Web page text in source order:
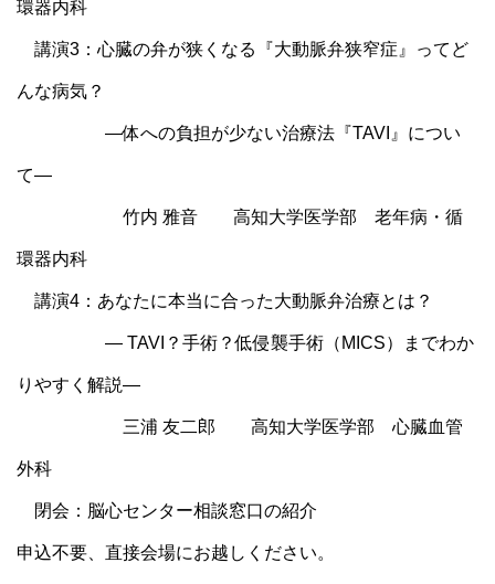
環器内科
講演3：心臓の弁が狭くなる『大動脈弁狭窄症』ってど
んな病気？
―体への負担が少ない治療法『TAVI』につい
て―
竹内 雅音 高知大学医学部 老年病・循
環器内科
講演4：あなたに本当に合った大動脈弁治療とは？
― TAVI？手術？低侵襲手術（MICS）までわか
りやすく解説―
三浦 友二郎 高知大学医学部 心臓血管
外科
閉会：脳心センター相談窓口の紹介
申込不要、直接会場にお越しください。